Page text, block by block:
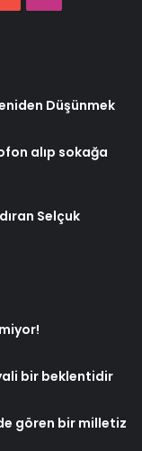
Düşünmek
alıp sokağa
Selçuk
bir beklentidir
gören bir milletiz